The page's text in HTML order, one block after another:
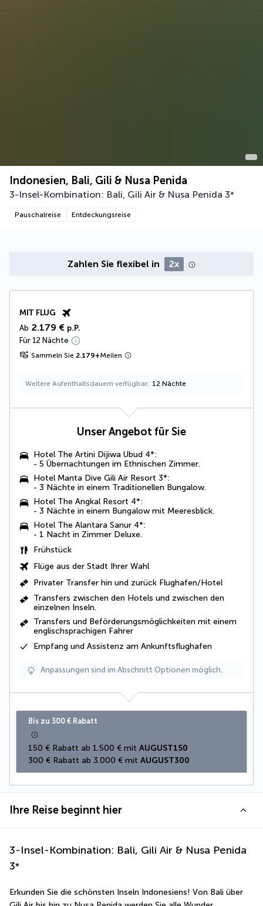
Indonesien, Bali, Gili & Nusa Penida
3-Insel-Kombination: Bali, Gili Air & Nusa Penida 3*
Pauschalreise Entdeckungsreise
Zahlen Sie flexibel in 2x
MIT FLUG
Ab 2.179 € p.P.
Für 12 Nächte
Sammeln Sie 2.179+Meilen
Weitere Aufenthaltsdauern verfügbar 12 Nächte
Unser Angebot für Sie
Hotel The Artini Dijiwa Ubud 4*:
- 5 Übernachtungen im Ethnischen Zimmer.
Hotel Manta Dive Gili Air Resort 3*:
- 3 Nächte in einem Traditionellen Bungalow.
Hotel The Angkal Resort 4*:
- 3 Nächte in einem Bungalow mit Meeresblick.
Hotel The Alantara Sanur 4*:
- 1 Nacht in Zimmer Deluxe.
Frühstück
Flüge aus der Stadt Ihrer Wahl
Privater Transfer hin und zurück Flughafen/Hotel
Transfers zwischen den Hotels und zwischen den
einzelnen Inseln.
Transfers und Beförderungsmöglichkeiten mit einem
englischsprachigen Fahrer
Empfang und Assistenz am Ankunftsflughafen
Anpassungen sind im Abschnitt Optionen möglich.
Bis zu 300 € Rabatt
150 € Rabatt ab 1.500 € mit AUGUST150
300 € Rabatt ab 3.000 € mit AUGUST300
Ihre Reise beginnt hier
3-Insel-Kombination: Bali, Gili Air & Nusa Penida
3*
Erkunden Sie die schönsten Inseln Indonesiens! Von Bali über